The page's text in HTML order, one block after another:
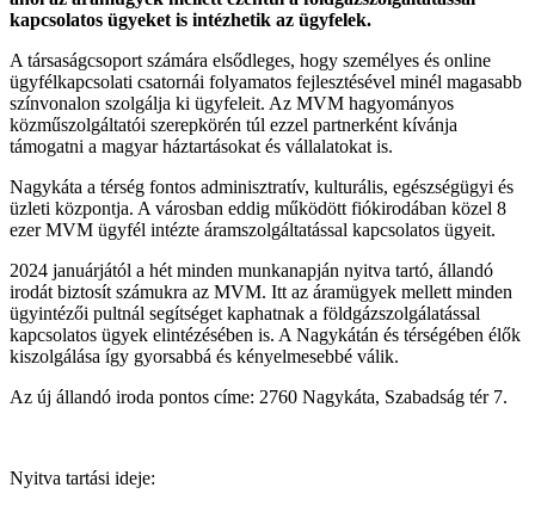
kapcsolatos ügyeket is intézhetik az ügyfelek.
A társaságcsoport számára elsődleges, hogy személyes és online
ügyfélkapcsolati csatornái folyamatos fejlesztésével minél magasabb
színvonalon szolgálja ki ügyfeleit. Az MVM hagyományos
közműszolgáltatói szerepkörén túl ezzel partnerként kívánja
támogatni a magyar háztartásokat és vállalatokat is.
Nagykáta a térség fontos adminisztratív, kulturális, egészségügyi és
üzleti központja. A városban eddig működött fiókirodában közel 8
ezer MVM ügyfél intézte áramszolgáltatással kapcsolatos ügyeit.
2024 januárjától a hét minden munkanapján nyitva tartó, állandó
irodát biztosít számukra az MVM. Itt az áramügyek mellett minden
ügyintézői pultnál segítséget kaphatnak a földgázszolgálatással
kapcsolatos ügyek elintézésében is. A Nagykátán és térségében élők
kiszolgálása így gyorsabbá és kényelmesebbé válik.
Az új állandó iroda pontos címe: 2760 Nagykáta, Szabadság tér 7.
Nyitva tartási ideje: